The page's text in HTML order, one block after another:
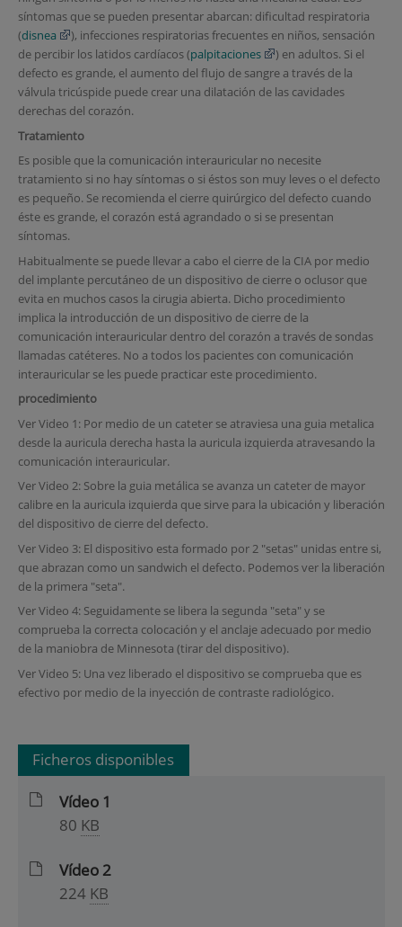
síntomas que se pueden presentar abarcan: dificultad respiratoria
(disnea
), infecciones respiratorias frecuentes en niños, sensación
de percibir los latidos cardíacos (palpitaciones
) en adultos. Si el
defecto es grande, el aumento del flujo de sangre a través de la
válvula tricúspide puede crear una dilatación de las cavidades
derechas del corazón.
Tratamiento
Es posible que la comunicación interauricular no necesite
tratamiento si no hay síntomas o si éstos son muy leves o el defecto
es pequeño. Se recomienda el cierre quirúrgico del defecto cuando
éste es grande, el corazón está agrandado o si se presentan
síntomas.
Habitualmente se puede llevar a cabo el cierre de la CIA por medio
del implante percutáneo de un dispositivo de cierre o oclusor que
evita en muchos casos la cirugia abierta. Dicho procedimiento
implica la introducción de un dispositivo de cierre de la
comunicación interauricular dentro del corazón a través de sondas
llamadas catéteres. No a todos los pacientes con comunicación
interauricular se les puede practicar este procedimiento.
procedimiento
Ver Video 1: Por medio de un cateter se atraviesa una guia metalica
desde la auricula derecha hasta la auricula izquierda atravesando la
comunicación interauricular.
VerVideo 2: Sobre la guia metálica se avanza un cateter de mayor
calibre en la auricula izquierda que sirve para la ubicación y liberación
del dispositivo de cierre del defecto.
VerVideo 3: El dispositivo esta formado por 2 "setas" unidas entre si,
que abrazan como un sandwich el defecto. Podemos ver la liberación
de la primera "seta".
VerVideo 4: Seguidamente se libera la segunda "seta" y se
comprueba la correcta colocación y el anclaje adecuado por medio
de la maniobra de Minnesota (tirar del dispositivo).
VerVideo 5: Una vez liberado el dispositivo se comprueba que es
efectivo por medio de la inyección de contraste radiológico.
Ficheros disponibles
Vídeo 1
80 KB
Vídeo 2
224 KB